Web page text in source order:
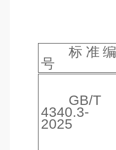
标准编
号
GB/T
4340.3-
2025